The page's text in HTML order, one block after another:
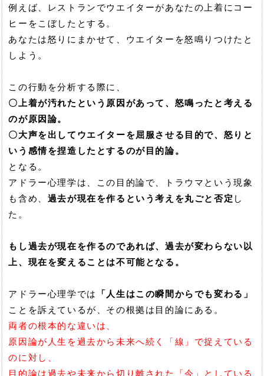
例えば、レストランでウエイターがあなたの上着にコー
ヒーをこぼしたとする。
あなたは怒りにまかせて、ウエイターを怒鳴りつけたと
しよう。
この行動を分析する際に、
〇上着が汚れたという原因があって、怒鳴ったと考える
のが原因論。
〇大声を出してウエイターを屈服させる目的で、怒りと
いう感情を捏造したとするのが目的論。
となる。
アドラー心理学は、この目的論で、トラウマという現象
も含め、 過去が現在を作るという考えを丸ごと否定 し
た。
もし過去が現在を作るのであれば、過去が変わらない以
上、現在を変えることは不可能となる。
アドラー心理学では
「人生はこの瞬間からでも変わる」
ことを訴えているが、その根拠は目的論にある。
両者の根本的な違いは、
原因論が人生を過去から未来へ続く「線」で捉えている
のに対し、
目的論は過去や未来から切り離された「今」としている